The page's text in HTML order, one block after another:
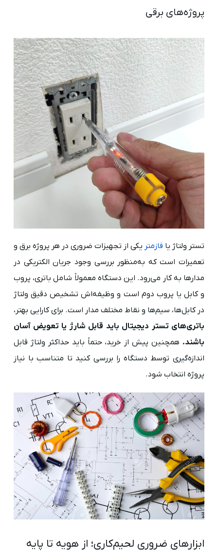
پروژه‌های برقی
تستر ولتاژ یا فازمتر یکی از تجهیزات ضروری در هر پروژه برق و
تعمیرات است که به‌منظور بررسی وجود جریان الکتریکی در
مدارها به کار می‌رود. این دستگاه معمولاً شامل باتری، پروب
و کابل یا پروب دوم است و وظیفه‌اش تشخیص دقیق ولتاژ
در کابل‌ها، سیم‌ها و نقاط مختلف مدار است. برای کارایی بهتر،
باتری‌های تستر دیجیتال باید قابل شارژ یا تعویض آسان
باشند. همچنین پیش از خرید، حتماً باید حداکثر ولتاژ قابل
اندازه‌گیری توسط دستگاه را بررسی کنید تا متناسب با نیاز
پروژه انتخاب شود.
ابزارهای ضروری لحیم‌کاری؛ از هویه تا پایه